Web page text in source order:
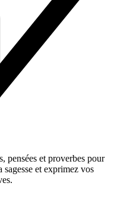
pensées et proverbes pour
et exprimez vos